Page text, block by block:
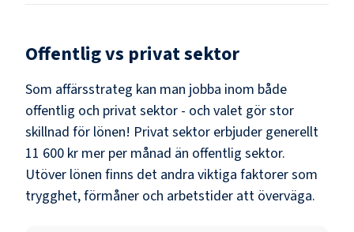
Offentlig vs privat sektor
Som affärsstrateg kan man jobba inom både
offentlig och privat sektor - och valet gör stor
skillnad för lönen! Privat sektor erbjuder generellt
11 600 kr mer per månad än offentlig sektor.
Utöver lönen finns det andra viktiga faktorer som
trygghet, förmåner och arbetstider att överväga.